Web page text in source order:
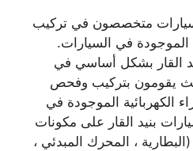
متخصصون في تركيب
الموجودة في السيارات.
القار بشكل أساسي في
يقومون بتركيب وفحص
الكهربائية الموجودة في
بنيد القار على مكونات
، المحرك المبدئي ،